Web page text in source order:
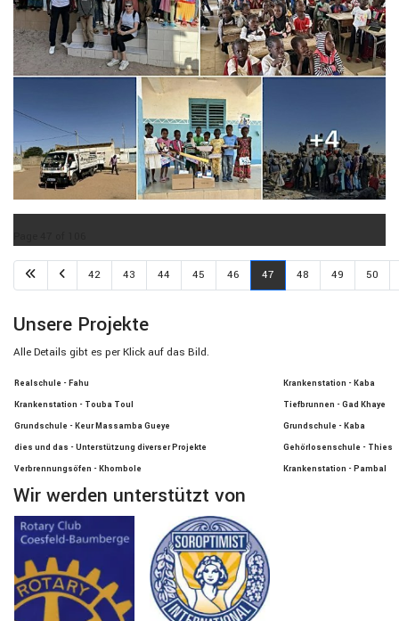
42 43 44 45 46 47 48 49 50
Unsere Projekte
Alle Details gibt es per Klick auf das Bild.
Realschule - Fahu
Krankenstation - Kaba
Krankenstation - Touba Toul
Tiefbrunnen - Gad Khaye
Grundschule - Keur Massamba Gueye
Grundschule - Kaba
dies und das - Unterstützung diverser Projekte
Gehörlosenschule - Thies
Verbrennungsöfen - Khombole
Krankenstation - Pambal
Wir werden unterstützt von